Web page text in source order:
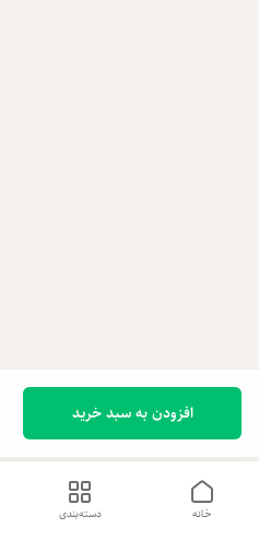
افزودن به سبد خرید
دسته‌بندی خانه